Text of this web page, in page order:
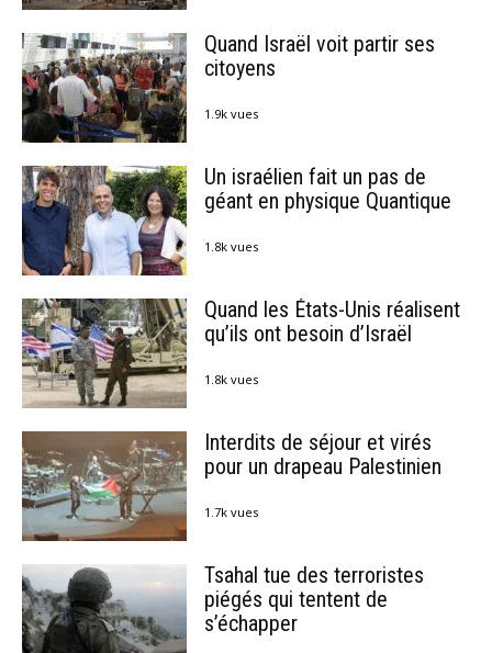
Quand Israël voit partir ses
citoyens
1.9k vues
Un israélien fait un pas de
géant en physique Quantique
1.8k vues
Quand les États-Unis réalisent
qu’ils ont besoin d’Israël
1.8k vues
Interdits de séjour et virés
pour un drapeau Palestinien
1.7k vues
Tsahal tue des terroristes
piégés qui tentent de
s’échapper